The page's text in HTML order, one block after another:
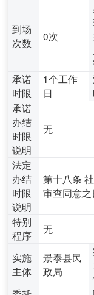
到场
次数
0次
承诺
时限
1个工作
日
承诺
办结
时限
说明
无
法定
办结
时限
说明
第十八条
审查同意之
特别
程序
无
实施
主体
景泰县民
政局